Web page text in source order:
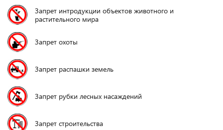
Запрет интродукции объектов животного и
растительного мира
Запрет охоты
Запрет распашки земель
Запрет рубки лесных насаждений
Запрет строительства